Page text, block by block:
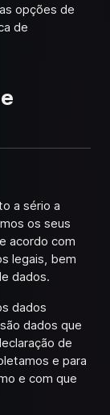
opções de
de
a sério a
os seus
acordo com
legais, bem
dados.
dados
dados que
de
e para
e com que